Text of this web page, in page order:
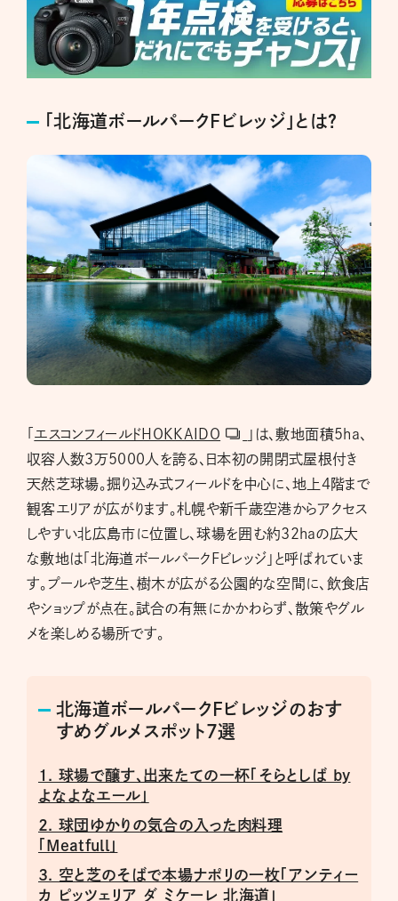
「北海道ボールパークFビレッジ」とは？
エスコンフィールドHOKKAIDO
」は、敷地面積5ha、
収容人数3万5000人を誇る、日本初の開閉式屋根付き
天然芝球場。掘り込み式フィールドを中心に、地上4階まで
観客エリアが広がります。札幌や新千歳空港からアクセス
しやすい北広島市に位置し、球場を囲む約32haの広大
な敷地は「北海道ボールパークFビレッジ」と呼ばれていま
す。プールや芝生、樹木が広がる公園的な空間に、飲食店
やショップが点在。試合の有無にかかわらず、散策やグル
メを楽しめる場所です。
北海道ボールパークFビレッジのおす
すめグルメスポット7選
1. 球場で醸す、出来たての一杯「そらとしば by
よなよなエール」
2. 球団ゆかりの気合の入った肉料理
「Meatfull」
3. 空と芝のそばで本場ナポリの一枚「アンティー
カ ピッツェリア ダ ミケーレ 北海道」